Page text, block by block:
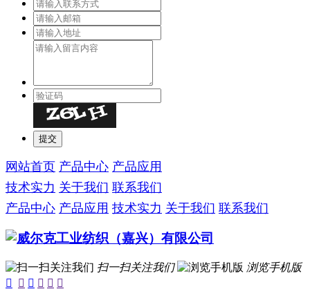
网站首页 产品中心 产品应用
技术实力 关于我们 联系我们
产品中心 产品应用 技术实力 关于我们 联系我们
扫一扫关注我们
浏览手机版

    